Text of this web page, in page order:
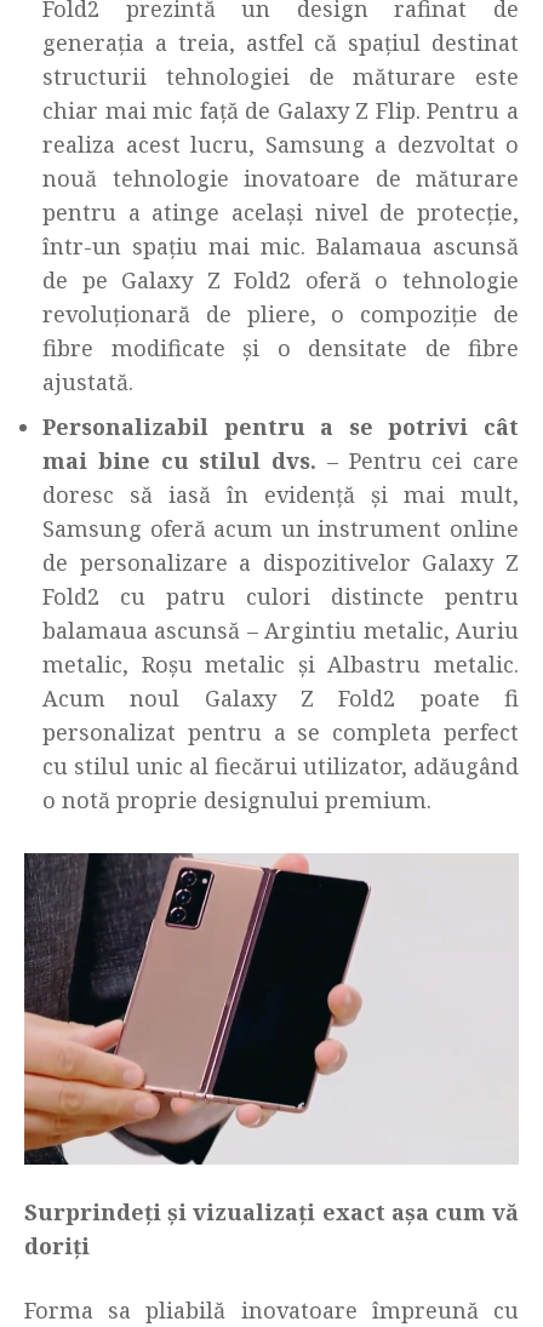
Fold2 prezintă un design rafinat de
generația a treia, astfel că spațiul destinat
structurii tehnologiei de măturare este
chiar mai mic față de Galaxy Z Flip. Pentru a
realiza acest lucru, Samsung a dezvoltat o
nouă tehnologie inovatoare de măturare
pentru a atinge același nivel de protecție,
într-un spațiu mai mic. Balamaua ascunsă
de pe Galaxy Z Fold2 oferă o tehnologie
revoluționară de pliere, o compoziție de
fibre modificate și o densitate de fibre
ajustată.
Personalizabil pentru a se potrivi cât
mai bine cu stilul dvs. – Pentru cei care
doresc să iasă în evidență și mai mult,
Samsung oferă acum un instrument online
de personalizare a dispozitivelor Galaxy Z
Fold2 cu patru culori distincte pentru
balamaua ascunsă – Argintiu metalic, Auriu
metalic, Roșu metalic și Albastru metalic.
Acum noul Galaxy Z Fold2 poate fi
personalizat pentru a se completa perfect
cu stilul unic al fiecărui utilizator, adăugând
o notă proprie designului premium.
Surprindeți și vizualizați exact așa cum vă
doriți
Forma sa pliabilă inovatoare împreună cu